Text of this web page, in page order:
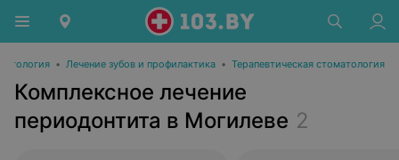
• Лечение зубов и профилактика • Терапевтическая стоматология
Комплексное лечение
периодонтита в Могилеве 2